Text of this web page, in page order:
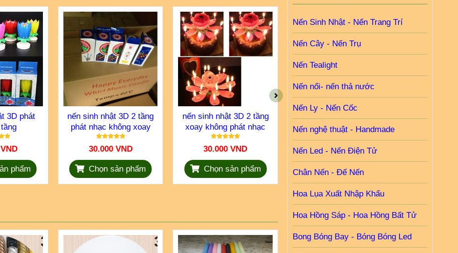
3D phát
phẩm
nến sinh nhật 3D 2 tầng
phát nhạc không xoay
30.000 VND
Chọn sản phẩm
nến sinh nhật 3D 2 tầng
xoay không phát nhạc
30.000 VND
Chọn sản phẩm
Nến sinh nhật 3D phát
nhạc có tuổi
35.000 VND
Chọn sản phẩm
Nến sinh
Nến Sinh Nhật - Nến Trang Trí
Nến Cây - Nến Trụ
Nến Tealight
Nến nổi- nến thả nước
Nến Ly - Nến Cốc
Nến nghệ thuật - Handmade
Nến Led - Nến Điện Tử
Chân Nến - Đế Nến
Hoa Lụa Xuất Nhập Khẩu
Hoa Hồng Sáp - Hoa Hồng Bất Tử
Bong Bóng Bay - Bóng Bóng Led